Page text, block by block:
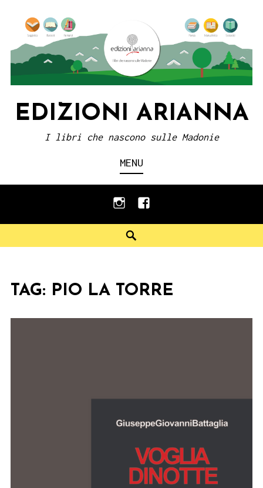
content
EDIZIONI ARIANNA
I libri che nascono sulle Madonie
MENU
instagramfacebook
TAG: PIO LA TORRE